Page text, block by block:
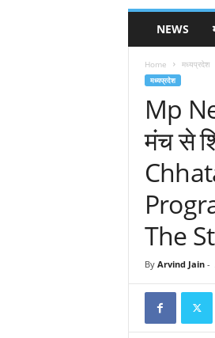
NEWS
Home मध्यप्रदेश
मध्यप्रदेश
Mp
मंच से
The
By Arvind Jain-